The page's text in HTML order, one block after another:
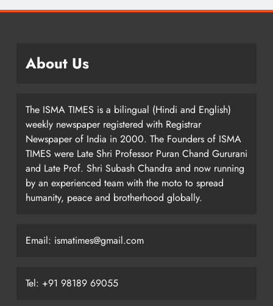
About Us
The ISMA TIMES is a bilingual (Hindi and English)
weekly newspaper registered with Registrar
Newspaper of India in 2000. The Founders of ISMA
TIMES were Late Shri Professor Puran Chand Gururani
and Late Prof. Shri Subash Chandra and now running
by an experienced team with the moto to spread
humanity, peace and brotherhood globally.
Email: ismatimes@gmail.com
Tel: +91 98189 69055